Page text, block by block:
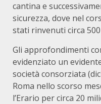
cantina e
sicurezza, dove nel
stati rinvenuti circa
Gli approfondimenti
evidenziato un
società consorziata
Roma nello scorso
l’Erario per circa 20